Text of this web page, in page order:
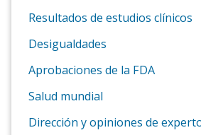
Resultados de estudios clínicos
Desigualdades
Aprobaciones de la FDA
Salud mundial
Dirección y opiniones de